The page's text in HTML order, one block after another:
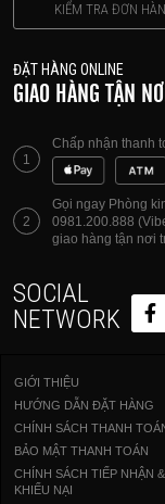
KIỂM TRA ĐƠN
ĐẶT HÀNG ONLINE
GIAO HÀNG TẬN NƠI
1
Chấp nhận thanh
2
Gọi ngay Phòng
0981.200.888
giao hàng tận nơi
SOCIAL
NETWORK
GIỚI THIỆU
HƯỚNG DẪN ĐẶT HÀNG
CHÍNH SÁCH THANH
BẢO MẬT THANH TOÁN
CHÍNH SÁCH TIẾP NHẬN
KHIẾU NẠI